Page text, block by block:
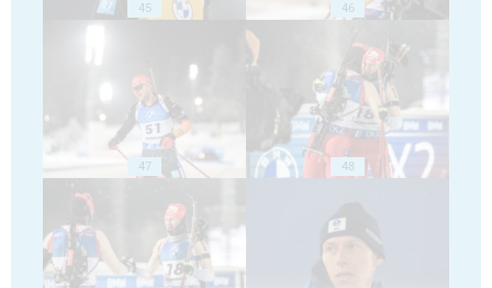
45 46
47 48